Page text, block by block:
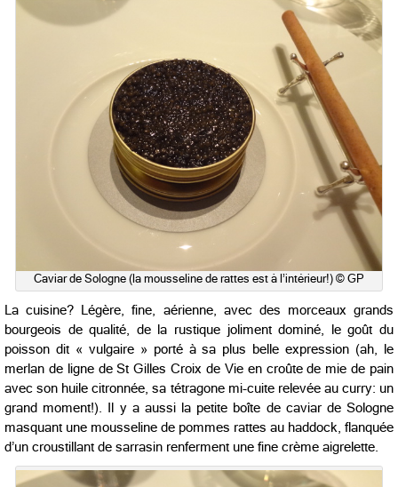
Caviar de Sologne (la mousseline de rattes est à l’intérieur!) © GP
La cuisine? Légère, fine, aérienne, avec des morceaux grands
bourgeois de qualité, de la rustique joliment dominé, le goût du
poisson dit « vulgaire » porté à sa plus belle expression (ah, le
merlan de ligne de St Gilles Croix de Vie en croûte de mie de pain
avec son huile citronnée, sa tétragone mi-cuite relevée au curry: un
grand moment!). Il y a aussi la petite boîte de caviar de Sologne
masquant une mousseline de pommes rattes au haddock, flanquée
d’un croustillant de sarrasin renferment une fine crème aigrelette.